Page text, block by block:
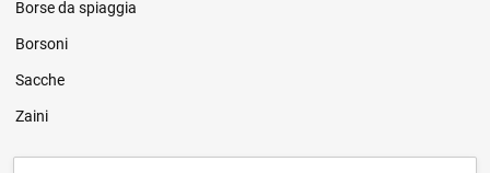
Borse da spiaggia
Borsoni
Sacche
Zaini